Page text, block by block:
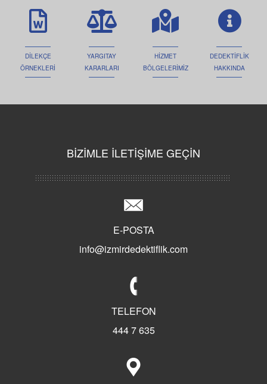
DİLEKÇE
ÖRNEKLERİ
YARGITAY
KARARLARI
HİZMET
BÖLGELERİMİZ
DEDEKTİFLİK
HAKKINDA
BİZİMLE İLETİŞİME GEÇİN
E-POSTA
info@izmirdedektiflik.com
TELEFON
444 7 635